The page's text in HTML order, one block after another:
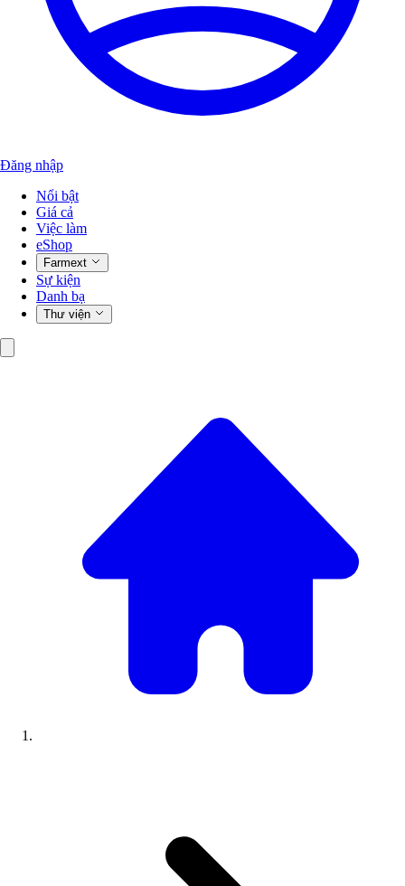
Đăng nhập
Nổi bật
Giá cả
Việc làm
eShop
Farmext
Sự kiện
Danh bạ
Thư viện